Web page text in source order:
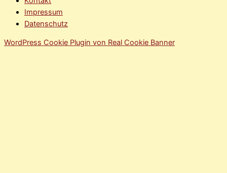
Impressum
Datenschutz
WordPress Cookie Plugin von Real Cookie Banner